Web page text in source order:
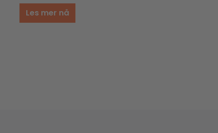
Les mer nå